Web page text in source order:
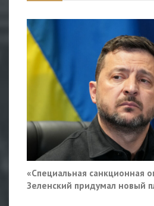
«Специальная санкционная
Зеленский придумал новый